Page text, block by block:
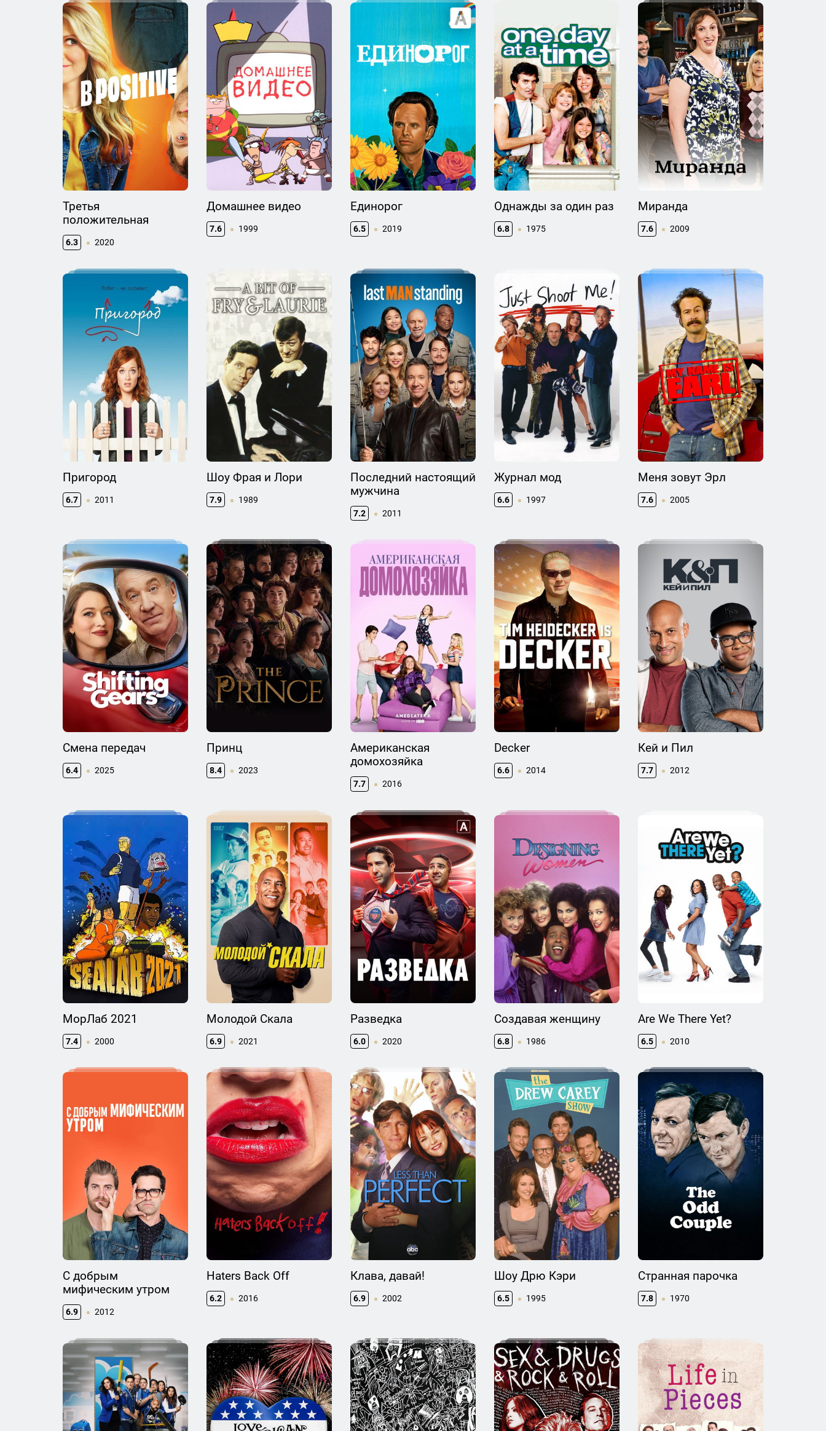
Третья
положительная
6.3 2020
Домашнее видео
7.6 1999
Единорог
6.5 2019
Однажды за один раз
6.8 1975
Миранда
7.6 2009
Пригород
6.7 2011
Шоу Фрая и Лори
7.9 1989
Последний настоящий
мужчина
7.2 2011
Журнал мод
6.6 1997
Меня зовут Эрл
7.6 2005
Смена передач
6.4 2025
Принц
8.4 2023
Американская
домохозяйка
7.7 2016
Decker
6.6 2014
Кей и Пил
7.7 2012
МорЛаб 2021
7.4 2000
Молодой Скала
6.9 2021
Разведка
6.0 2020
Создавая женщину
6.8 1986
Are We There Yet?
6.5 2010
С добрым
мифическим утром
6.9 2012
Haters Back Off
6.2 2016
Клава, давай!
6.9 2002
Шоу Дрю Кэри
6.5 1995
Странная парочка
7.8 1970